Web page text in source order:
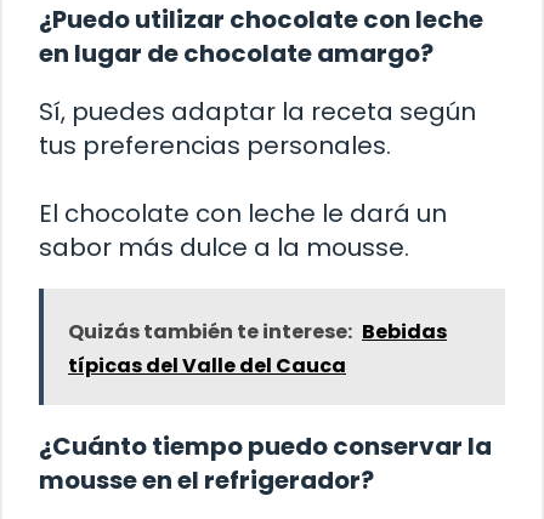
¿Puedo utilizar chocolate con leche
en lugar de chocolate amargo?
Sí, puedes adaptar la receta según
tus preferencias personales.
El chocolate con leche le dará un
sabor más dulce a la mousse.
Quizás también te interese: Bebidas
típicas del Valle del Cauca
¿Cuánto tiempo puedo conservar la
mousse en el refrigerador?